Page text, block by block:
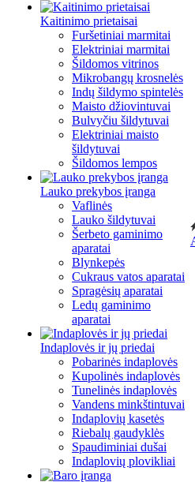
Kaitinimo prietaisai
Furšetiniai marmitai
Elektriniai marmitai
Šildomos vitrinos
Mikrobangų krosnelės
Indų šildymo spintelės
Maisto džiovintuvai
Bulvyčiu šildytuvai
Elektriniai maisto
šildytuvai
Šildomos lempos
Lauko prekybos įranga
Vaflinės
Lauko šildytuvai
Šerbeto gaminimo
aparatai
Blynkepės
Cukraus vatos aparatai
Spragėsių aparatai
Ledų gaminimo
aparatai
Indaplovės ir jų priedai
Pobarinės indaplovės
Kupolinės indaplovės
Tunelinės indaplovės
Vandens minkštintuvai
Indaplovių kasetės
Riebalų gaudyklės
Spaudiminiai dušai
Indaplovių plovikliai